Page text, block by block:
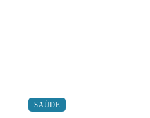
SAÚDE